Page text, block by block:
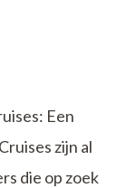
Een
zijn al
die op zoek